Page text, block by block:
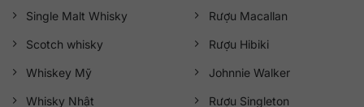
Single Malt Whisky
Scotch whisky
Whiskey Mỹ
Whisky Nhật
Rượu Macallan
Rượu Hibiki
Johnnie Walker
Rượu Singleton